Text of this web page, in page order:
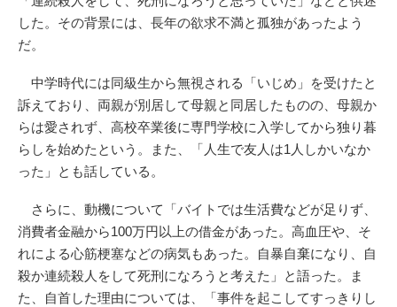
した。その背景には、長年の欲求不満と孤独があったよう
だ。
中学時代には同級生から無視される「いじめ」を受けたと
訴えており、両親が別居して母親と同居したものの、母親か
らは愛されず、高校卒業後に専門学校に入学してから独り暮
らしを始めたという。また、「人生で友人は1人しかいなか
った」とも話している。
さらに、動機について「バイトでは生活費などが足りず、
消費者金融から100万円以上の借金があった。高血圧や、そ
れによる心筋梗塞などの病気もあった。自暴自棄になり、自
殺か連続殺人をして死刑になろうと考えた」と語った。ま
た、自首した理由については、「事件を起こしてすっきりし